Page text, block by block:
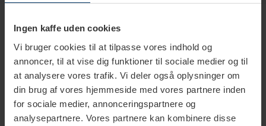
Ingen kaffe uden cookies
Vi bruger cookies til at tilpasse vores indhold og
annoncer, til at vise dig funktioner til sociale medier og til
at analysere vores trafik. Vi deler også oplysninger om
din brug af vores hjemmeside med vores partnere inden
for sociale medier, annonceringspartnere og
analysepartnere. Vores partnere kan kombinere disse